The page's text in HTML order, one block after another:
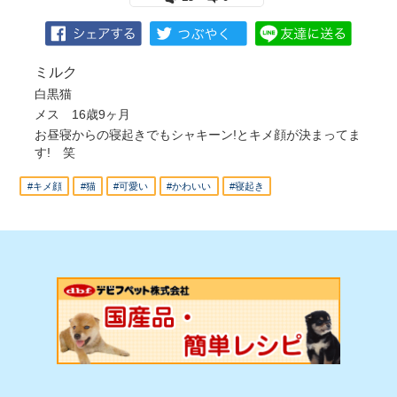
ミルク
白黒猫
メス 16歳9ヶ月
お昼寝からの寝起きでもシャキーン!とキメ顔が決まってま
す! 笑
#キメ顔 #猫 #可愛い #かわいい #寝起き